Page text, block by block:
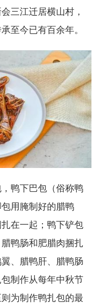
三江迁居横山村，
至今已有百余年。
鸭下巴包（俗称鸭
用腌制好的腊鸭
在一起；鸭下铲包
鸭肠和肥腊肉捆扎
、腊鸭肝、腊鸭肠
制作从每年中秋节
为制作鸭扎包的最